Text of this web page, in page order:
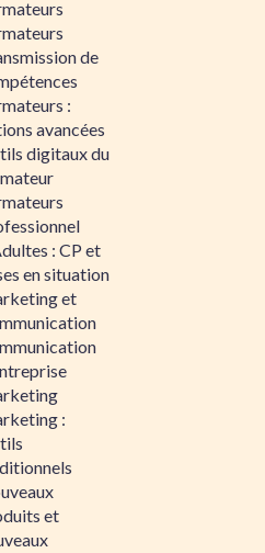
de
:
avancées
digitaux du
: CP et
en situation
et
:
et